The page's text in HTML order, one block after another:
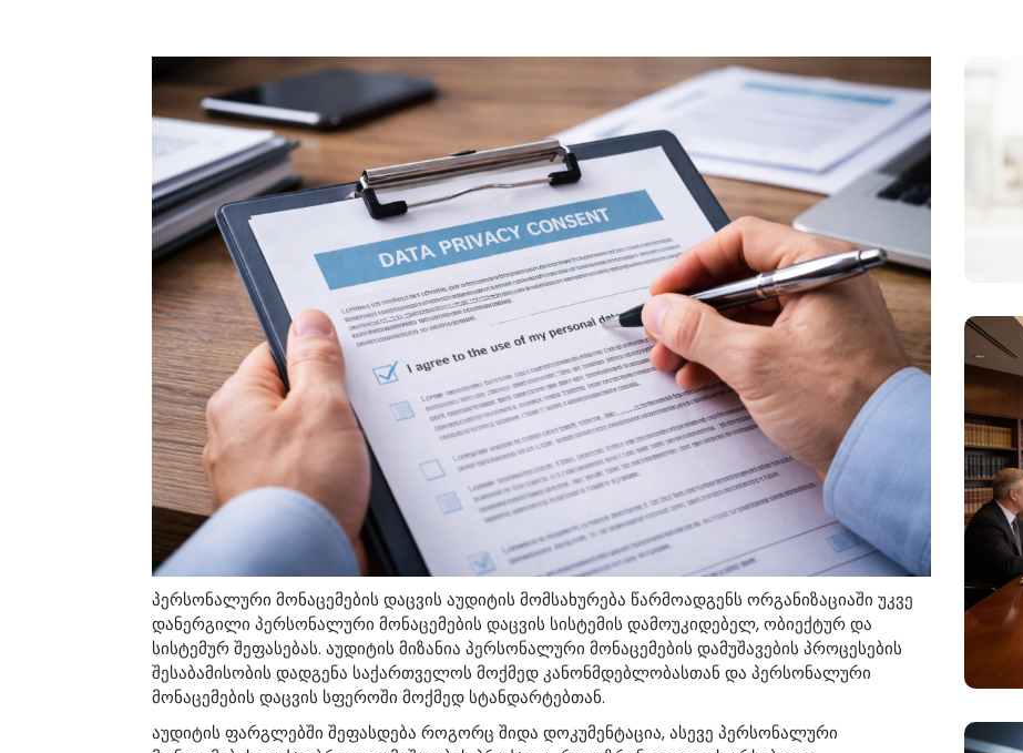
პერსონალური მონაცემების დაცვის აუდიტის მომსახურება წარმოადგენს ორგანიზაციაში უკვე
დანერგილი პერსონალური მონაცემების დაცვის სისტემის დამოუკიდებელ, ობიექტურ და
სისტემურ შეფასებას. აუდიტის მიზანია პერსონალური მონაცემების დამუშავების პროცესების
შესაბამისობის დადგენა საქართველოს მოქმედ კანონმდებლობასთან და პერსონალური
მონაცემების დაცვის სფეროში მოქმედ სტანდარტებთან.
აუდიტის ფარგლებში შეფასდება როგორც შიდა დოკუმენტაცია, ასევე პერსონალური